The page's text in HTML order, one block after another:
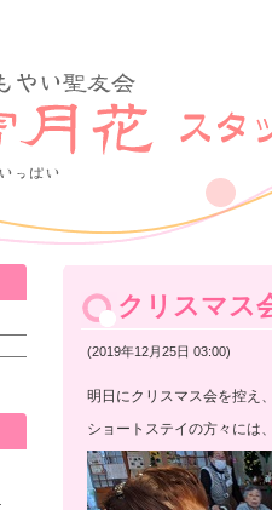
クリスマス
(2019年12月25日 03:00)
明日にクリスマス会を控え
ショートステイの方々には